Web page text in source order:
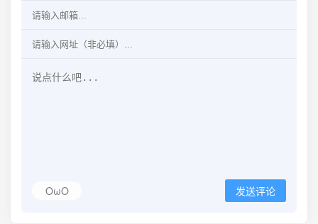
OωO 发送评论